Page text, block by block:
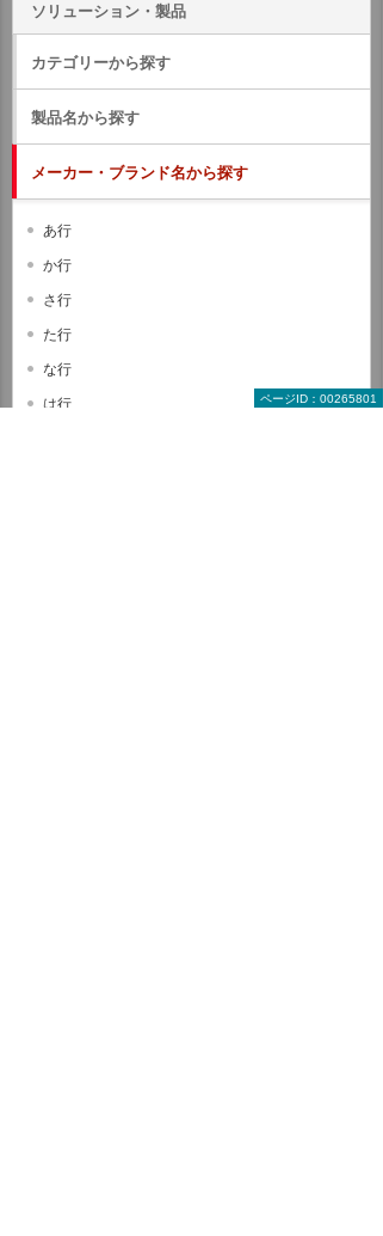
ページID：00265801
ソリューション・製品
カテゴリーから探す
製品名から探す
メーカー・ブランド名から探す
あ行
か行
さ行
た行
な行
は行